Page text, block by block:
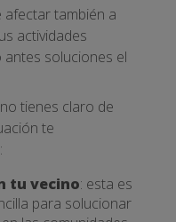
afectar también a
actividades
soluciones el
tienes claro de
te
tu vecino: esta es
para solucionar